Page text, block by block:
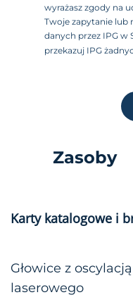
wyrażasz zgody na
Twoje zapytanie lub
danych przez IPG w
przekazuj IPG
Zasoby
Karty katalogowe i
Głowice z
laserowego